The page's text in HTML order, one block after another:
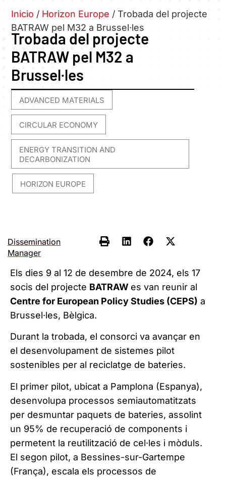
Inicio / Horizon Europe /Trobada del projecte
BATRAW pel M32 a Brussel·les
Trobada del projecte
BATRAW pel M32 a
Brussel·les
ADVANCED MATERIALS
CIRCULAR ECONOMY
ENERGY TRANSITION AND
DECARBONIZATION
HORIZON EUROPE
Dissemination
Manager
Els dies 9 al 12 de desembre de 2024, els 17
socis del projecte BATRAW es van reunir al
Centre for European Policy Studies (CEPS) a
Brussel·les, Bèlgica.
Durant la trobada, el consorci va avançar en
el desenvolupament de sistemes pilot
sostenibles per al reciclatge de bateries.
El primer pilot, ubicat a Pamplona (Espanya),
desenvolupa processos semiautomatitzats
per desmuntar paquets de bateries, assolint
un 95% de recuperació de components i
permetent la reutilització de cel·les i mòduls.
El segon pilot, a Bessines-sur-Gartempe
(França), escala els processos de